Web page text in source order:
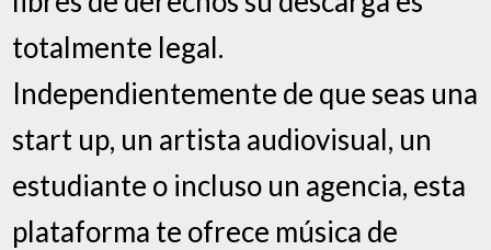
totalmente legal.
Independientemente de que seas una
start up, un artista audiovisual, un
estudiante o incluso un agencia, esta
plataforma te ofrece música de